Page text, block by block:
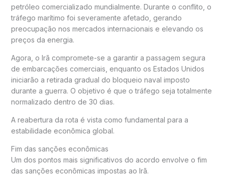
petróleo comercializado mundialmente. Durante o conflito, o
tráfego marítimo foi severamente afetado, gerando
preocupação nos mercados internacionais e elevando os
preços da energia.
Agora, o Irã compromete-se a garantir a passagem segura
de embarcações comerciais, enquanto os Estados Unidos
iniciarão a retirada gradual do bloqueio naval imposto
durante a guerra. O objetivo é que o tráfego seja totalmente
normalizado dentro de 30 dias.
A reabertura da rota é vista como fundamental para a
estabilidade econômica global.
Fim das sanções econômicas
Um dos pontos mais significativos do acordo envolve o fim
das sanções econômicas impostas ao Irã.